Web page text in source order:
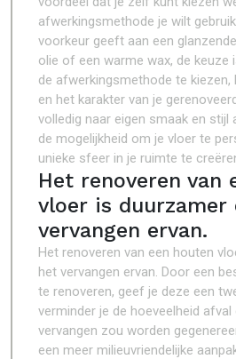
afwerkingsmethode je wilt
voorkeur geeft aan een
olie of een warme wax, de keuze
de afwerkingsmethode te kiezen,
en het karakter van je
volledig naar eigen smaak en stijl
de mogelijkheid om je vloer te
unieke sfeer in je ruimte te
Het renoveren van
vloer is duurzamer
vervangen ervan.
Het renoveren van een houten
het vervangen ervan. Door een
te renoveren, geef je deze een
verminder je de hoeveelheid
vervangen zou worden
een meer milieuvriendelijke